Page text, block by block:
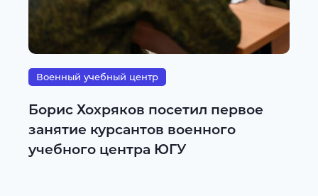
Военный учебный центр
Борис Хохряков посетил первое
занятие курсантов военного
учебного центра ЮГУ